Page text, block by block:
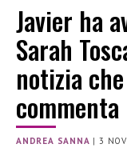
Javier ha
Sarah
notizia
commenta
ANDREA SANNA |3